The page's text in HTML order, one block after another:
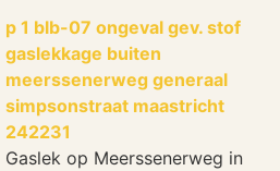
p 1 blb-07 ongeval gev. stof
gaslekkage buiten
meerssenerweg generaal
simpsonstraat maastricht
242231
Gaslek op Meerssenerweg in